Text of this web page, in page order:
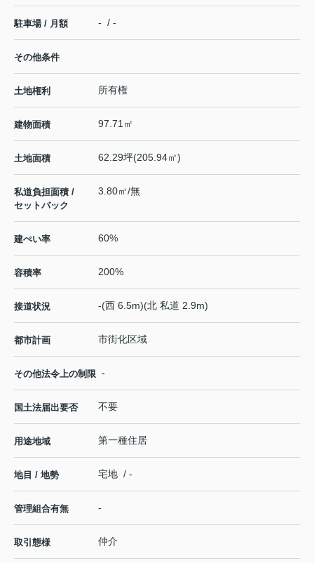
駐車場 / 月額 - / -
その他条件
土地権利 所有権
建物面積 97.71㎡
土地面積 62.29坪(205.94㎡)
私道負担面積 /
セットバック
3.80㎡/無
建ぺい率 60%
容積率 200%
接道状況 -(西 6.5m)(北 私道 2.9m)
都市計画 市街化区域
その他法令上の制限 -
国土法届出要否 不要
用途地域 第一種住居
地目 / 地勢 宅地 / -
管理組合有無 -
取引態様 仲介